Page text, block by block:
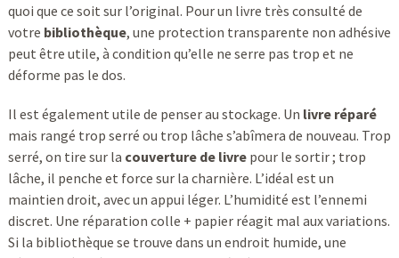
quoi que ce soit sur l’original. Pour un livre très consulté de
votre bibliothèque, une protection transparente non adhésive
peut être utile, à condition qu’elle ne serre pas trop et ne
déforme pas le dos.
Il est également utile de penser au stockage. Un livre réparé
mais rangé trop serré ou trop lâche s’abîmera de nouveau. Trop
serré, on tire sur la couverture de livrepour le sortir ; trop
lâche, il penche et force sur la charnière. L’idéal est un
maintien droit, avec un appui léger. L’humidité est l’ennemi
discret. Une réparation colle + papier réagit mal aux variations.
Si la bibliothèque se trouve dans un endroit humide, une